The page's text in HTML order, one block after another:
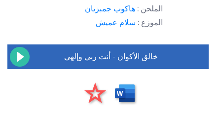
الملحن : هاكوب جمبزيان
الموزع : سلام عميش
خالق الأكوان - أنت ربي وإلهي